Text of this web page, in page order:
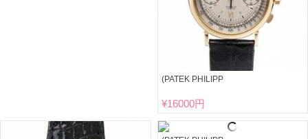
(PATEK PHILIPP
¥16000円